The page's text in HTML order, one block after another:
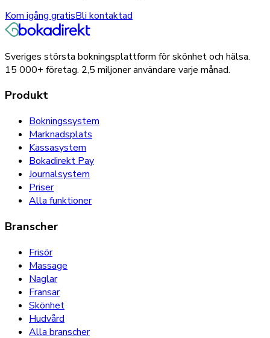
Kom igång gratisBli kontaktad
Sveriges största bokningsplattform för skönhet och hälsa.
15 000+ företag. 2,5 miljoneranvändare varje månad.
Produkt
Bokningssystem
Marknadsplats
Kassasystem
Bokadirekt Pay
Journalsystem
Priser
Alla funktioner
Branscher
Frisör
Massage
Naglar
Fransar
Skönhet
Hudvård
Alla branscher